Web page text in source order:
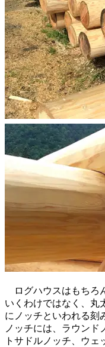
ログハウスはもちろ
いくわけではなく、丸
にノッチといわれる刻
ノッチには、ラウンド
トサドルノッチ、ウェ